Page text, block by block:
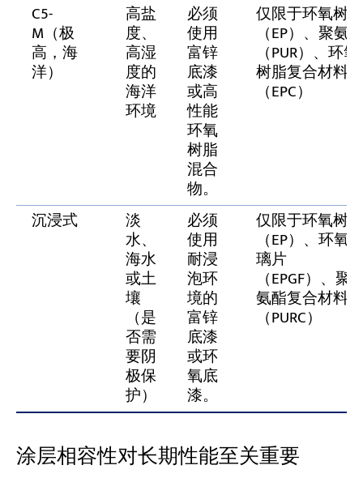
C5-
M（极
高，海
洋）
高盐
度、
高湿
度的
海洋
环境
必须
使用
富锌
底漆
或高
性能
环氧
树脂
混合
物。
仅限于环氧树脂
（EP）、聚氨
（PUR）、环氧
树脂复合材料
（EPC）
沉浸式 淡
水、
海水
或土
壤
（是
否需
要阴
极保
护）
必须
使用
耐浸
泡环
境的
富锌
底漆
或环
氧底
漆。
仅限于环氧树脂
（EP）、环氧
璃片
（EPGF）、聚
氨酯复合材料
（PURC）
涂层相容性对长期性能至关重要